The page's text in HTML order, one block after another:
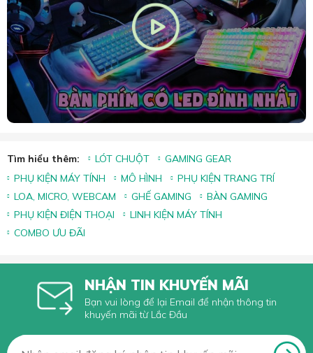
Tìm hiểu thêm: LÓT CHUỘT
GAMING GEAR
PHỤ KIỆN MÁY TÍNH
MÔ HÌNH
PHỤ KIỆN TRANG TRÍ
LOA, MICRO, WEBCAM
GHẾ GAMING
BÀN GAMING
PHỤ KIỆN ĐIỆN THOẠI
LINH KIỆN MÁY TÍNH
COMBO ƯU ĐÃI
NHẬN TIN KHUYẾN MÃI
Bạn vui lòng để lại Email để nhận thông tin
khuyến mãi từ Lắc Đầu